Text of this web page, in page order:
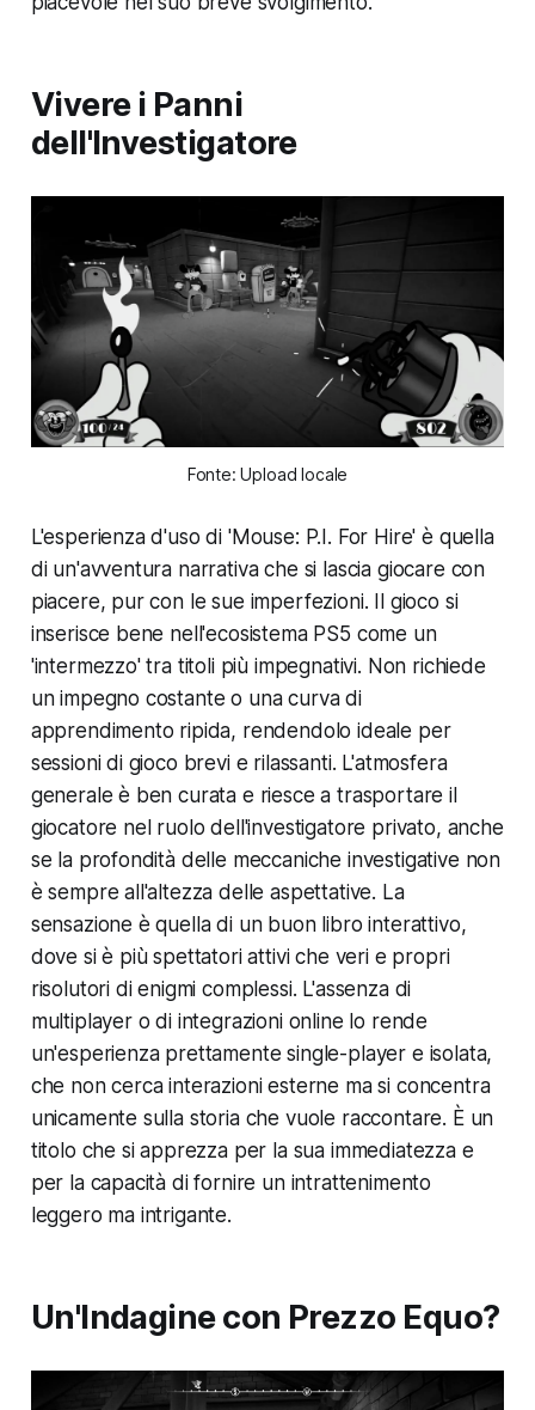
Vivere i Panni
dell'Investigatore
Fonte: Upload locale
L'esperienza d'uso di 'Mouse: P.I. For Hire' è quella
di un'avventura narrativa che si lascia giocare con
piacere, pur con le sue imperfezioni. Il gioco si
inserisce bene nell'ecosistema PS5 come un
'intermezzo' tra titoli più impegnativi. Non richiede
un impegno costante o una curva di
apprendimento ripida, rendendolo ideale per
sessioni di gioco brevi e rilassanti. L'atmosfera
generale è ben curata e riesce a trasportare il
giocatore nel ruolo dell'investigatore privato, anche
se la profondità delle meccaniche investigative non
è sempre all'altezza delle aspettative. La
sensazione è quella di un buon libro interattivo,
dove si è più spettatori attivi che veri e propri
risolutori di enigmi complessi. L'assenza di
multiplayer o di integrazioni online lo rende
un'esperienza prettamente single-player e isolata,
che non cerca interazioni esterne ma si concentra
unicamente sulla storia che vuole raccontare. È un
titolo che si apprezza per la sua immediatezza e
per la capacità di fornire un intrattenimento
leggero ma intrigante.
Un'Indagine con Prezzo Equo?